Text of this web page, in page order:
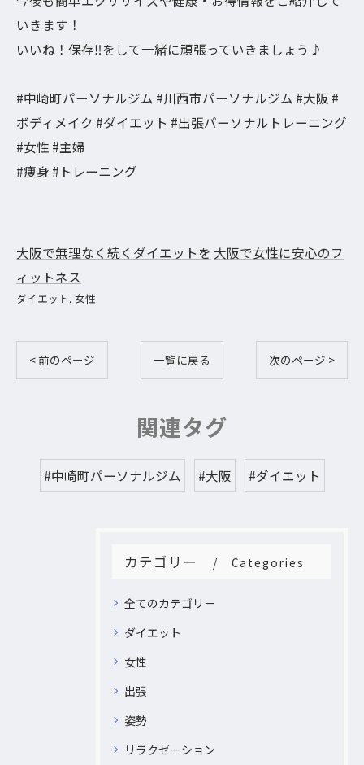
いきます！
いいね！保存‼︎をして一緒に頑張っていきましょう♪
#中崎町パーソナルジム #川西市パーソナルジム #大阪 #
ボディメイク #ダイエット #出張パーソナルトレーニング
#女性 #主婦
#痩身 #トレーニング
大阪で無理なく続くダイエットを 大阪で女性に安心のフ
ィットネス
ダイエット 女性
< 前のページ 一覧に戻る 次のページ >
関連タグ
#中崎町パーソナルジム #大阪 #ダイエット
カテゴリー Categories
全てのカテゴリー
ダイエット
女性
出張
姿勢
リラクゼーション